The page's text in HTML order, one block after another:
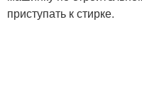
приступать к стирке.